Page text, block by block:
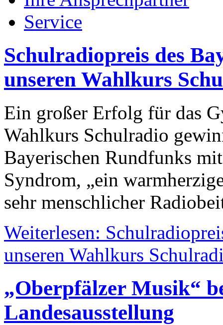
Service
Schulradiopreis des
unseren Wahlkurs
Ein großer Erfolg für das
Wahlkurs Schulradio
Bayerischen Rundfunks
Syndrom, „ein
sehr menschlicher
Weiterlesen:
unseren Wahlkurs
„Oberpfälzer Musik“
Landesausstellung